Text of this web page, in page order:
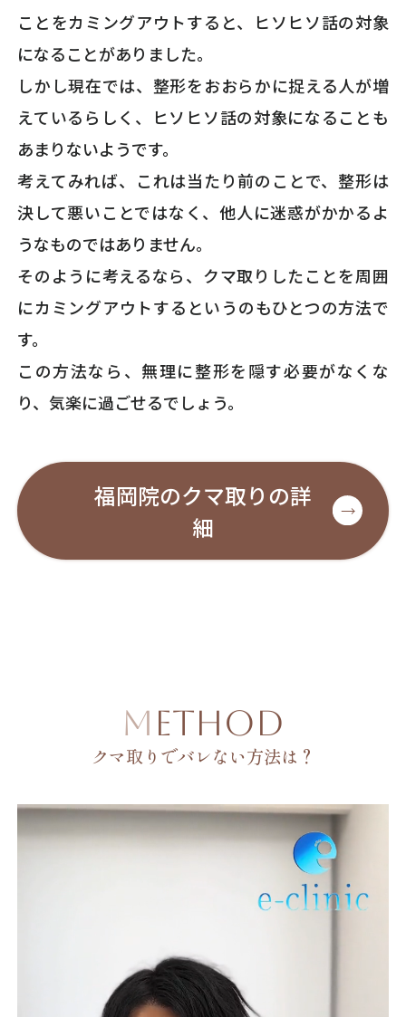
ことをカミングアウトすると、ヒソヒソ話の対象
になることがありました。
しかし現在では、整形をおおらかに捉える人が増
えているらしく、ヒソヒソ話の対象になることも
あまりないようです。
考えてみれば、これは当たり前のことで、整形は
決して悪いことではなく、他人に迷惑がかかるよ
うなものではありません。
そのように考えるなら、クマ取りしたことを周囲
にカミングアウトするというのもひとつの方法で
す。
この方法なら、無理に整形を隠す必要がなくな
り、気楽に過ごせるでしょう。
福岡院のクマ取りの詳
細
METHOD
クマ取りでバレない方法は？